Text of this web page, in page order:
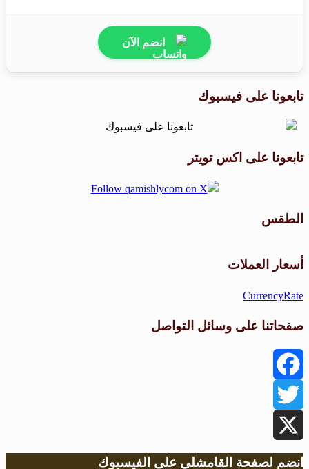
انضم الآن
تابعونا على فيسبوك
تابعونا على اكس تويتر
الطقس
أسعار العملات
CurrencyRate
صفحاتنا على وسائل التواصل
Facebook
Twitter
X
انضم لصفحة القامشلي على الفيسبوك